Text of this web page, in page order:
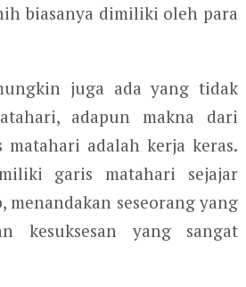
biasanya dimiliki oleh para
juga ada yang tidak
adapun makna dari
matahari adalah kerja keras.
garis matahari sejajar
menandakan seseorang yang
kesuksesan yang sangat